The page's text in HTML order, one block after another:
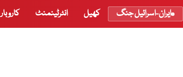
ایران-اسرائیل جنگ کھیل انٹرٹینمنٹ کاروبار